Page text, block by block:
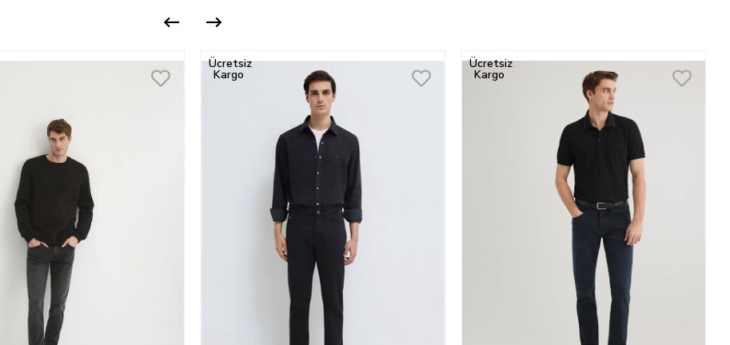
Ücretsiz
Kargo
Ücretsiz
Kargo